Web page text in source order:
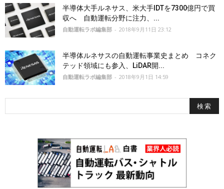
半導体大手ルネサス、米大手IDTを7300億円で買
収へ 自動運転分野に注力、...
自動運転ラボ編集部 - 2018年9月11日 23:12
半導体ルネサスの自動運転事業史まとめ コネク
テッド領域にも参入、LiDAR開...
自動運転ラボ編集部 - 2018年9月1日 14:59